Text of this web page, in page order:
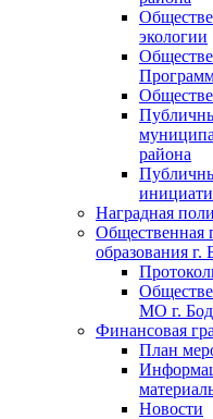
экологии
района
Наградная
Общественная
образования г.
МО г.
Финансовая
План
Новости